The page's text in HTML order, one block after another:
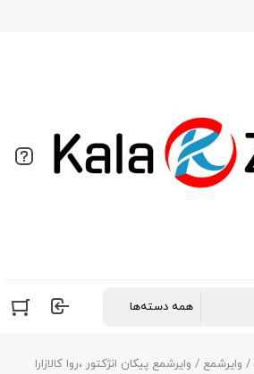
/ وایرشمع / وایرشمع پیکان انژکتور ،روا کالازارا